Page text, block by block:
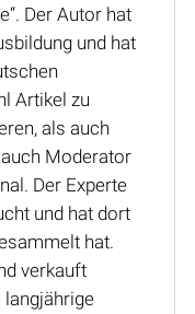
Der Autor hat
und hat
Artikel zu
als auch
Moderator
Der Experte
und hat dort
hat.
verkauft